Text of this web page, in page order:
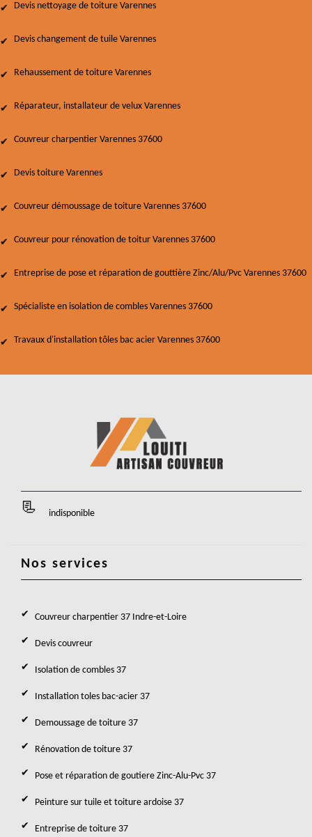
Devis nettoyage de toiture Varennes
Devis changement de tuile Varennes
Rehaussement de toiture Varennes
Réparateur, installateur de velux Varennes
Couvreur charpentier Varennes 37600
Devis toiture Varennes
Couvreur démoussage de toiture Varennes 37600
Couvreur pour rénovation de toitur Varennes 37600
Entreprise de pose et réparation de gouttière Zinc/Alu/Pvc Varennes 37600
Spécialiste en isolation de combles Varennes 37600
Travaux d'installation tôles bac acier Varennes 37600
indisponible
Nos services
Couvreur charpentier 37 Indre-et-Loire
Devis couvreur
Isolation de combles 37
Installation toles bac-acier 37
Demoussage de toiture 37
Rénovation de toiture 37
Pose et réparation de goutiere Zinc-Alu-Pvc 37
Peinture sur tuile et toiture ardoise 37
Entreprise de toiture 37